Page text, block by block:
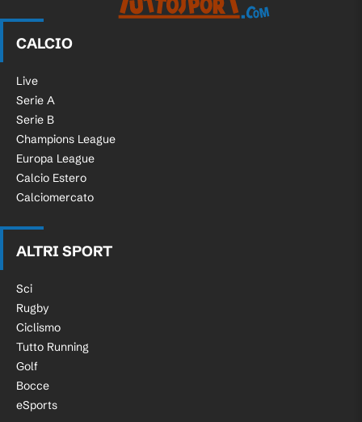
CALCIO
Live
Serie A
Serie B
Champions League
Europa League
Calcio Estero
Calciomercato
ALTRI SPORT
Sci
Rugby
Ciclismo
Tutto Running
Golf
Bocce
eSports